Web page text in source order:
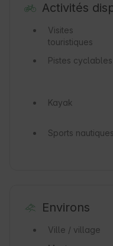
Activités
Visites
touristiques
Pistes cyclables
Kayak
Sports nautiques
Environs
Ville / village